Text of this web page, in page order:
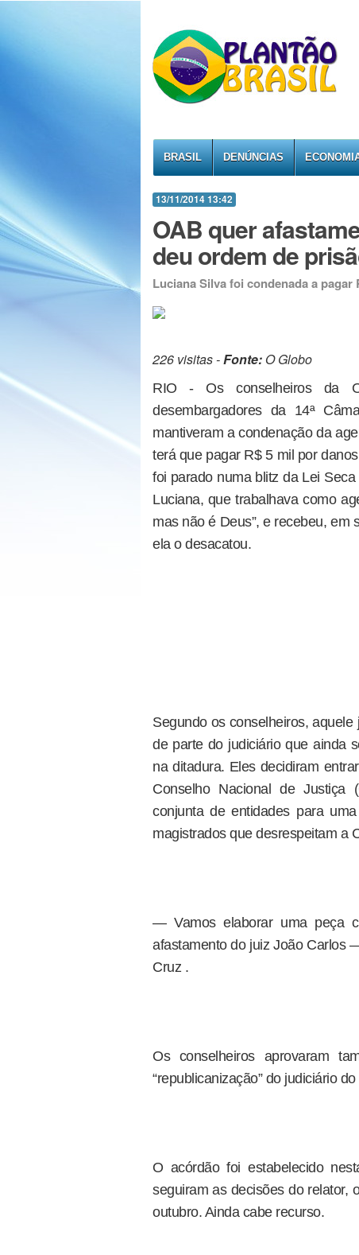
BRASIL DENÚNCIAS
13/11/2014 13:42
OAB quer
deu ordem de
Luciana Silva foi condenada a
226 visitas -Fonte: O Globo
RIO - Os conselheiros da
desembargadores da 14ª
mantiveram a condenação da
terá que pagar R$ 5 mil por
foi parado numa blitz da Lei
Luciana, que trabalhava como
mas não é Deus”, e recebeu, em
ela o desacatou.
Segundo os conselheiros,
de parte do judiciário que ainda
na ditadura. Eles decidiram
Conselho Nacional de Justiça
conjunta de entidades para
magistrados que desrespeitam a
— Vamos elaborar uma peça
afastamento do juiz João Carlos
Cruz .
Os conselheiros aprovaram
“republicanização” do judiciário
O acórdão foi estabelecido
seguiram as decisões do relator,
outubro. Ainda cabe recurso.